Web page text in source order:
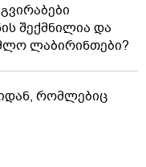
შექმნილია და
ლაბირინთები?
რომლებიც